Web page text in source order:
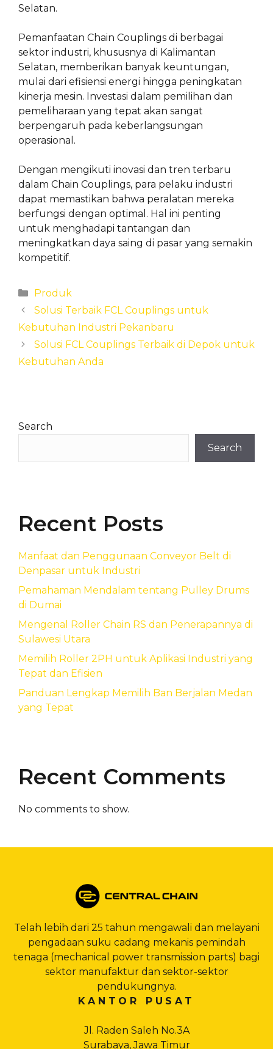
Selatan.
Pemanfaatan Chain Couplings di berbagai
sektor industri, khususnya di Kalimantan
Selatan, memberikan banyak keuntungan,
mulai dari efisiensi energi hingga peningkatan
kinerja mesin. Investasi dalam pemilihan dan
pemeliharaan yang tepat akan sangat
berpengaruh pada keberlangsungan
operasional.
Dengan mengikuti inovasi dan tren terbaru
dalam Chain Couplings, para pelaku industri
dapat memastikan bahwa peralatan mereka
berfungsi dengan optimal. Hal ini penting
untuk menghadapi tantangan dan
meningkatkan daya saing di pasar yang semakin
kompetitif.
Categories
Produk
Solusi Terbaik FCL Couplings untuk
Kebutuhan Industri Pekanbaru
Solusi FCL Couplings Terbaik di Depok untuk
Kebutuhan Anda
Search
Search
Recent Posts
Manfaat dan Penggunaan Conveyor Belt di
Denpasar untuk Industri
Pemahaman Mendalam tentang Pulley Drums
di Dumai
Mengenal Roller Chain RS dan Penerapannya di
Sulawesi Utara
Memilih Roller 2PH untuk Aplikasi Industri yang
Tepat dan Efisien
Panduan Lengkap Memilih Ban Berjalan Medan
yang Tepat
Recent Comments
No comments to show.
Telah lebih dari 25 tahun mengawali dan melayani
pengadaan suku cadang mekanis pemindah
tenaga (mechanical power transmission parts) bagi
sektor manufaktur dan sektor-sektor
pendukungnya.
KANTOR PUSAT
Jl. Raden Saleh No.3A
Surabaya, Jawa Timur